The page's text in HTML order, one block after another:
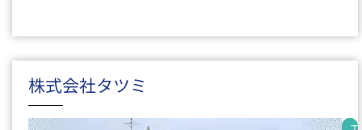
株式会社タツミ